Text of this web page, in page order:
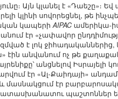
Այն կլանել է «Դաեշը»։
կլինի սովորեցնել, թե
կապերիAIPAC ամերիկա-
էր «չափավոր
է լոկ
էին անվանում ոչ թե
անցնելով Իսրայելի
էր «Ալ-Քաիդայի»
և մասնակցում էր
պաշտոններ